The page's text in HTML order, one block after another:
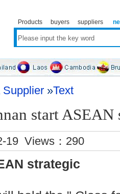
Products buyers suppliers
Supplier »Text
start ASEAN
19 Views： 290
strategic